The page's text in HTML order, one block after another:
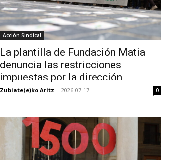
Acción Sindical
La plantilla de Fundación Matia
denuncia las restricciones
impuestas por la dirección
Zubiate(e)ko Aritz - 2026-07-17 0